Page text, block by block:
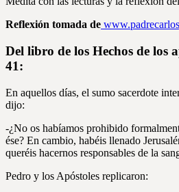
Reflexión tomada de
Del libro de los Hechos de los
41:
En aquellos días, el sumo sacerdote
dijo:
-¿No os habíamos prohibido
ése? En cambio, habéis llenado
queréis hacernos responsables de la
Pedro y los Apóstoles replicaron: